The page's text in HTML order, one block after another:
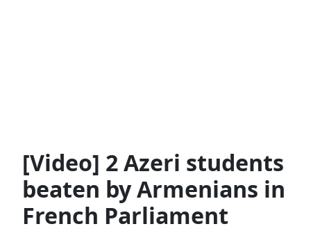
[Video] 2 Azeri students
beaten by Armenians in
French Parliament